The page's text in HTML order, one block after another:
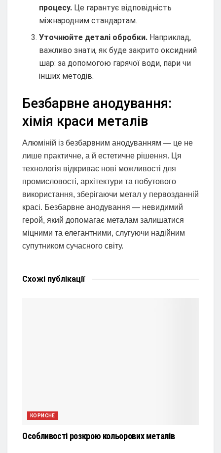
процесу. Це гарантує відповідність
міжнародним стандартам.
Уточнюйте деталі обробки. Наприклад,
важливо знати, як буде закрито оксидний
шар: за допомогою гарячої води, пари чи
інших методів.
Безбарвне анодування:
хімія краси металів
Алюміній із безбарвним анодуванням — це не
лише практичне, а й естетичне рішення. Ця
технологія відкриває нові можливості для
промисловості, архітектури та побутового
використання, зберігаючи метал у первозданній
красі. Безбарвне анодування — невидимий
герой, який допомагає металам залишатися
міцними та елегантними, слугуючи надійним
супутником сучасного світу.
Схожі публікації
КОРИСНЕ
Особливості розкрою кольорових металів